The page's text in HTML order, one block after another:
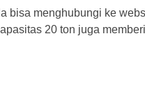
bisa menghubungi ke
20 ton juga